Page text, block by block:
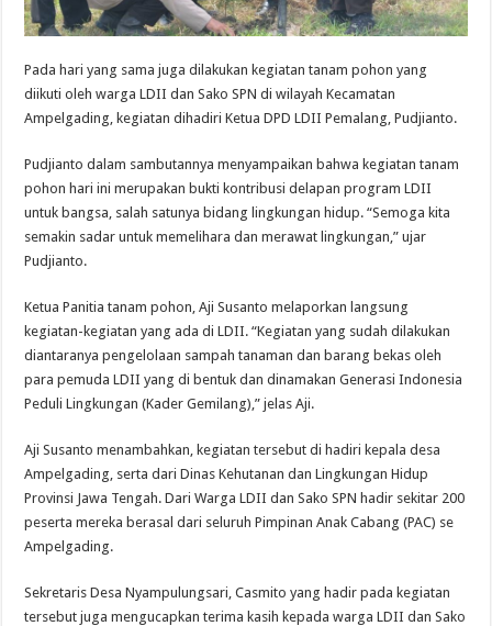
Pada hari yang sama juga dilakukan kegiatan tanam pohon yang
diikuti oleh warga LDII dan Sako SPN di wilayah Kecamatan
Ampelgading, kegiatan dihadiri Ketua DPD LDII Pemalang, Pudjianto.
Pudjianto dalam sambutannya menyampaikan bahwa kegiatan tanam
pohon hari ini merupakan bukti kontribusi delapan program LDII
untuk bangsa, salah satunya bidang lingkungan hidup. “Semoga kita
semakin sadar untuk memelihara dan merawat lingkungan,” ujar
Pudjianto.
Ketua Panitia tanam pohon, Aji Susanto melaporkan langsung
kegiatan-kegiatan yang ada di LDII. “Kegiatan yang sudah dilakukan
diantaranya pengelolaan sampah tanaman dan barang bekas oleh
para pemuda LDII yang di bentuk dan dinamakan Generasi Indonesia
Peduli Lingkungan (Kader Gemilang),” jelas Aji.
Aji Susanto menambahkan, kegiatan tersebut di hadiri kepala desa
Ampelgading, serta dari Dinas Kehutanan dan Lingkungan Hidup
Provinsi Jawa Tengah. Dari Warga LDII dan Sako SPN hadir sekitar 200
peserta mereka berasal dari seluruh Pimpinan Anak Cabang (PAC) se
Ampelgading.
Sekretaris Desa Nyampulungsari, Casmito yang hadir pada kegiatan
tersebut juga mengucapkan terima kasih kepada warga LDII dan Sako